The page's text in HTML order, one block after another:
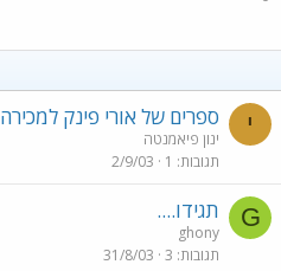
י ספרים של אורי פינק למכירה
ינון פיאמנטה
תגובות 1
2/9/03
G תגידו....
ghony
תגובות 3
31/8/03